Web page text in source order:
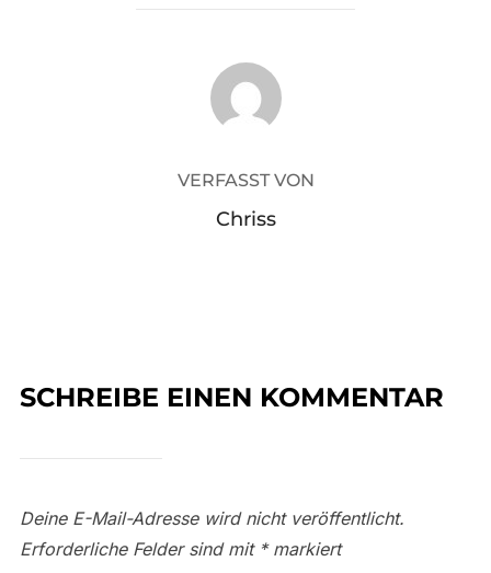
BEITRAGSAUTOR
VERFASST VON
Chriss
SCHREIBE EINEN KOMMENTAR
Deine E-Mail-Adresse wird nicht veröffentlicht.
Erforderliche Felder sind mit *markiert